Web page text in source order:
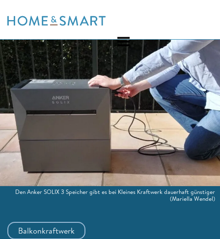
to
Balkonkraftwerk
Den Anker SOLIX 3 Speicher gibt es bei Kleines Kraftwerk dauerhaft günstiger
(Mariella Wendel)